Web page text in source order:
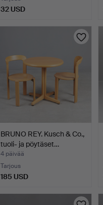
32 USD
BRUNO REY. Kusch & Co.,
tuoli- ja pöytäset…
4 päivää
Tarjous
185 USD